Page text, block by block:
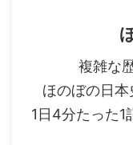
複雑な
ほのぼの日本
1日4分たった1